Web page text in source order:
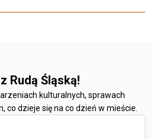
Rudą Śląską!
kulturalnych, sprawach
co dzieje się na co dzień w mieście.